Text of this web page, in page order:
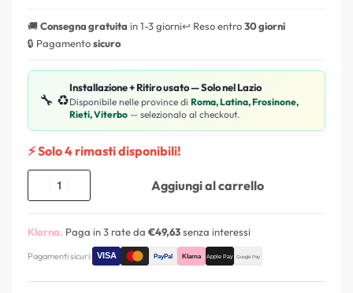
🚚Consegna gratuita in 1-3 giorni↩️ Reso entro30 giorni
🔒 Pagamentosicuro
🔧 ♻️
Installazione + Ritiro usato — Solo nel Lazio
Disponibile nelle province di Roma, Latina, Frosinone,
Rieti, Viterbo — selezionalo al checkout.
⚡ Solo 4 rimasti disponibili!
Aggiungi al carrello
Klarna. Paga in 3 rate da €49,63senza interessi
Pagamenti sicuri: